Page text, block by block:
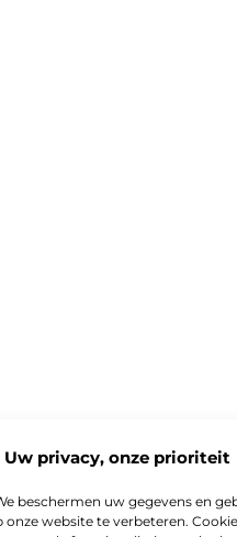
Uw privacy, onze prioriteit
beschermen uw gegevens en
website te verbeteren.